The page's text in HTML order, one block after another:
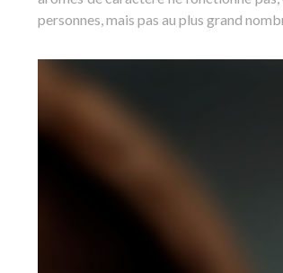
personnes, mais pas au plus grand